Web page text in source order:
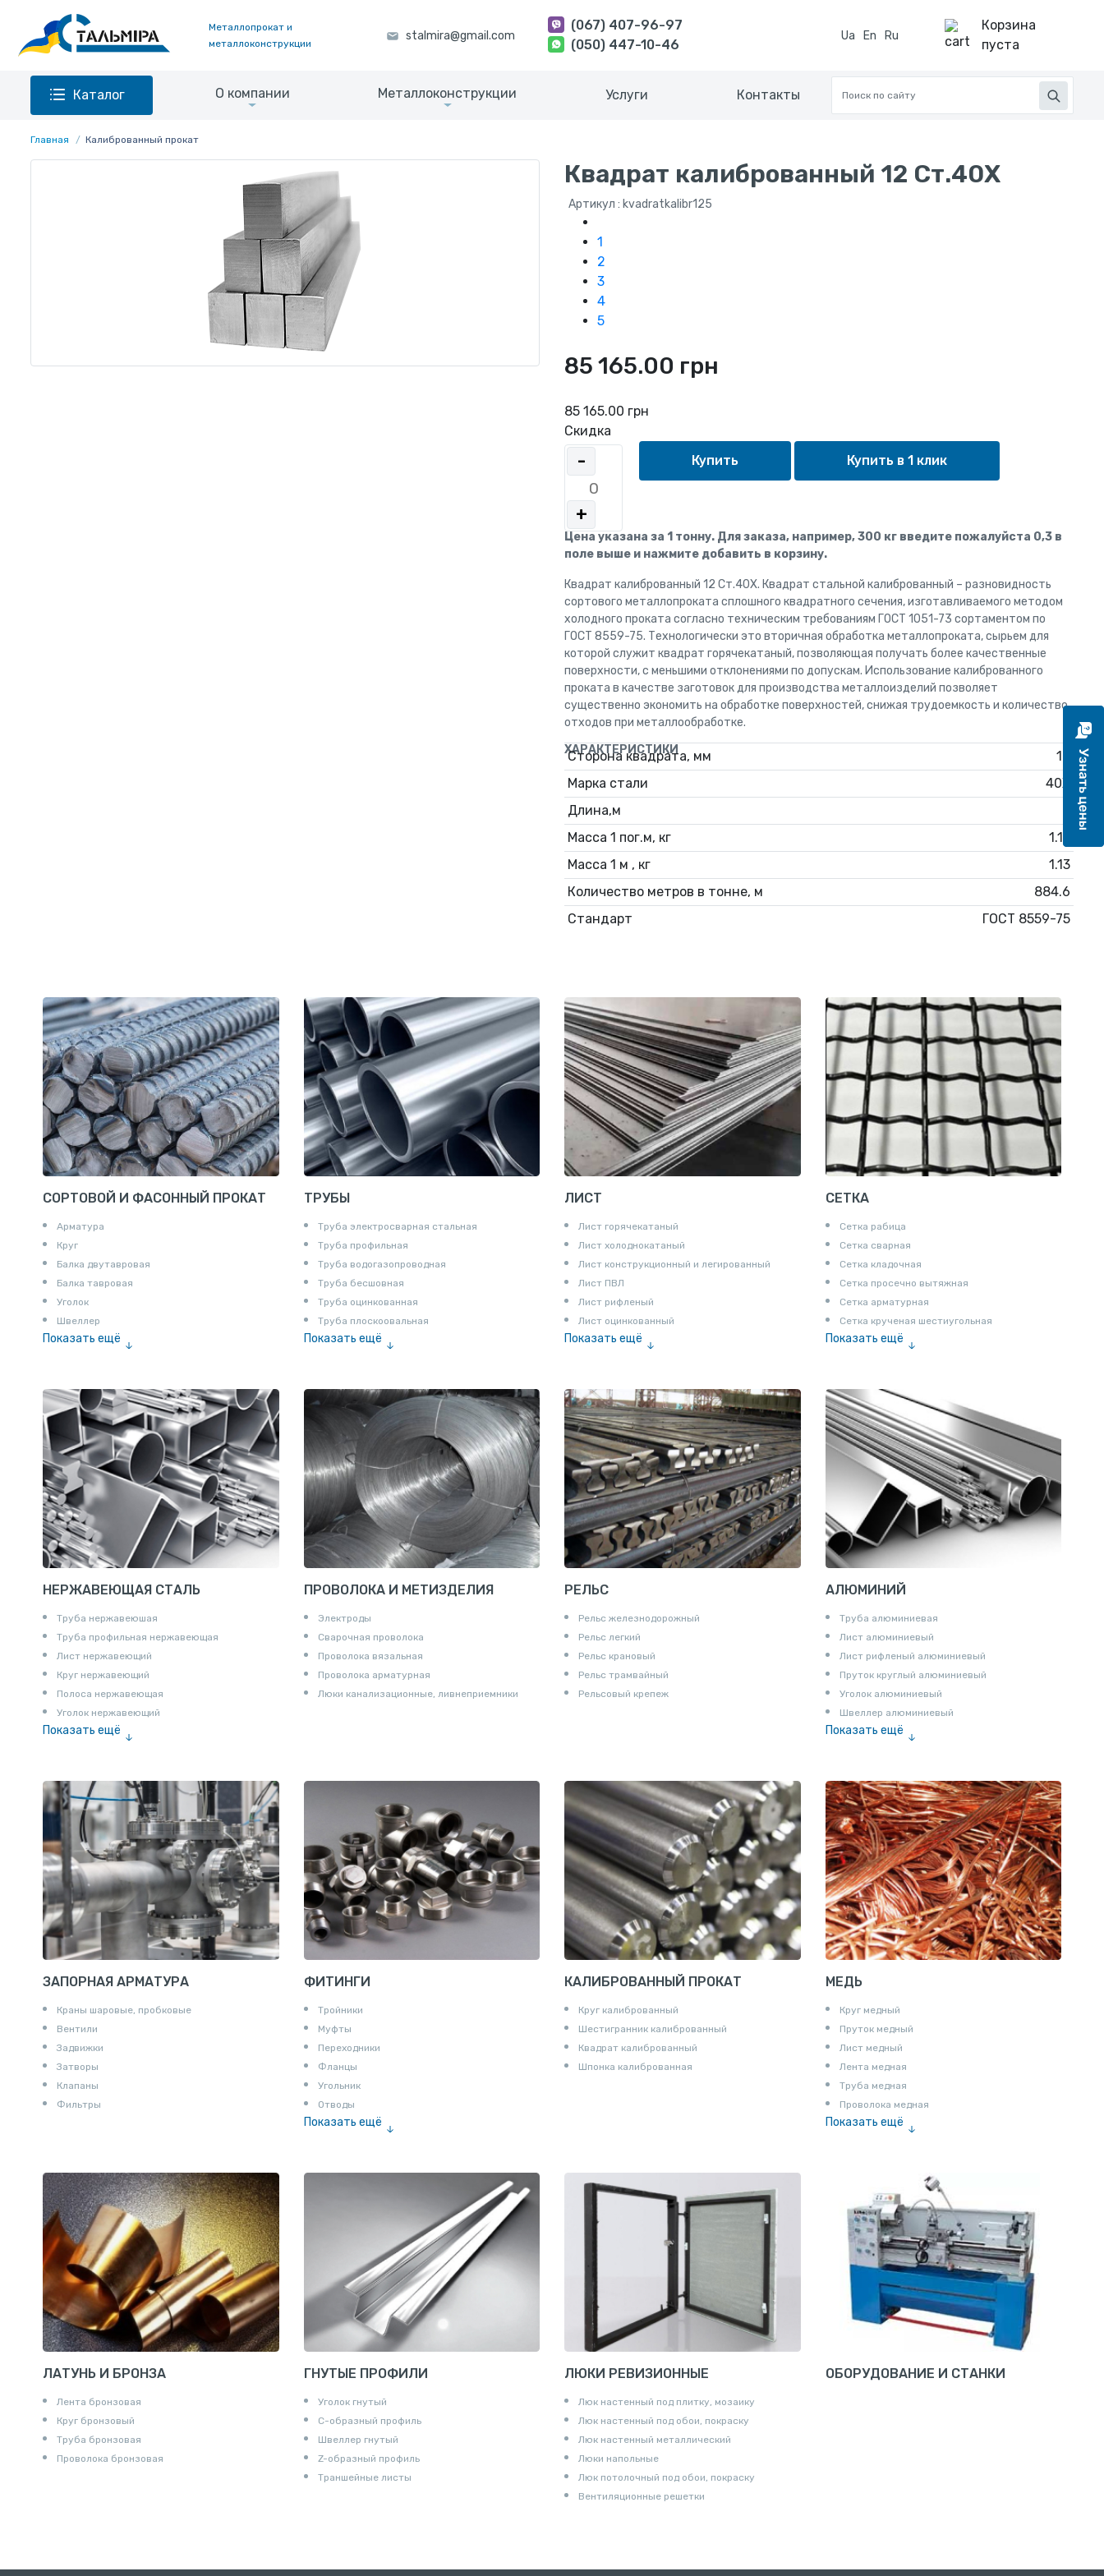
Металлопрокат и
металлоконструкции
(067) 407-96-97
(050) 447-10-46
Ua En Ru
Корзина
пуста
Каталог О компании Металлоконструкции Услуги Контакты
Главная Калиброванный прокат
Квадрат калиброванный 12 Ст.40Х
Артикул : kvadratkalibr125
1
2
3
4
5
85 165.00 грн
85 165.00 грн
Скидка
-
+
Купить в 1 клик
Цена указана за 1 тонну. Для заказа, например, 300 кг введите пожалуйста 0,3 в
поле выше и нажмите добавить в корзину.
Квадрат калиброванный 12 Ст.40Х. Квадрат стальной калиброванный – разновидность
сортового металлопроката сплошного квадратного сечения, изготавливаемого методом
холодного проката согласно техническим требованиям ГОСТ 1051-73 сортаментом по
ГОСТ 8559-75. Технологически это вторичная обработка металлопроката, сырьем для
которой служит квадрат горячекатаный, позволяющая получать более качественные
поверхности, с меньшими отклонениями по допускам. Использование калиброванного
проката в качестве заготовок для производства металлоизделий позволяет
существенно экономить на обработке поверхностей, снижая трудоемкость и количество
отходов при металлообработке.
ХАРАКТЕРИСТИКИ
Сторона квадрата, мм
12
Марка стали
40Х
Длина,м
Масса 1 пог.м, кг
1.13
Масса 1 м , кг
1.13
Количество метров в тонне, м
884.6
Стандарт
ГОСТ 8559-75
СОРТОВОЙ И ФАСОННЫЙ ПРОКАТ
Арматура
Круг
Балка двутавровая
Балка тавровая
Уголок
Швеллер
Показать ещё
Катанка
Шестигранник
Полособульб
Полукруг
Шпунт Ларсена
ТРУБЫ
Труба электросварная стальная
Труба профильная
Труба водогазопроводная
Труба бесшовная
Труба оцинкованная
Труба плоскоовальная
Показать ещё
ЛИСТ
Лист горячекатаный
Лист холоднокатаный
Лист конструкционный и легированный
Лист ПВЛ
Лист рифленый
Лист оцинкованный
Показать ещё
СЕТКА
Сетка рабица
Сетка сварная
Сетка кладочная
Сетка просечно вытяжная
Сетка арматурная
Сетка крученая шестиугольная
Показать ещё
НЕРЖАВЕЮЩАЯ СТАЛЬ
Труба нержавеюшая
Труба профильная нержавеющая
Лист нержавеющий
Круг нержавеющий
Полоса нержавеющая
Уголок нержавеющий
Показать ещё
ПРОВОЛОКА И МЕТИЗДЕЛИЯ
Электроды
Сварочная проволока
Проволока вязальная
Проволока арматурная
Люки канализационные, ливнеприемники
РЕЛЬС
Рельс железнодорожный
Рельс легкий
Рельс крановый
Рельс трамвайный
Рельсовый крепеж
АЛЮМИНИЙ
Труба алюминиевая
Лист алюминиевый
Лист рифленый алюминиевый
Пруток круглый алюминиевый
Уголок алюминиевый
Швеллер алюминиевый
Показать ещё
Шина электротехническая
Алюминиевая плита
Z профиль алюминиевый
Т профиль алюминиевый
Пруток квадратный алюминиевый
Полоса алюминиевая
Пруток шестигранный алюминиевый
ЗАПОРНАЯ АРМАТУРА
Краны шаровые, пробковые
Вентили
Задвижки
Затворы
Клапаны
Фильтры
ФИТИНГИ
Тройники
Муфты
Переходники
Фланцы
Угольник
Отводы
Показать ещё
Удлинители для труб
Крестовины
Контргайки
КАЛИБРОВАННЫЙ ПРОКАТ
Круг калиброванный
Шестигранник калиброванный
Квадрат калиброванный
Шпонка калиброванная
МЕДЬ
Круг медный
Пруток медный
Лист медный
Лента медная
Труба медная
Проволока медная
Показать ещё
ЛАТУНЬ И БРОНЗА
Лента бронзовая
Круг бронзовый
Труба бронзовая
Проволока бронзовая
ГНУТЫЕ ПРОФИЛИ
Уголок гнутый
С-образный профиль
Швеллер гнутый
Z-образный профиль
Траншейные листы
ЛЮКИ РЕВИЗИОННЫЕ
Люк настенный под плитку, мозаику
Люк настенный под обои, покраску
Люк настенный металлический
Люки напольные
Люк потолочный под обои, покраску
Вентиляционные решетки
ОБОРУДОВАНИЕ И СТАНКИ